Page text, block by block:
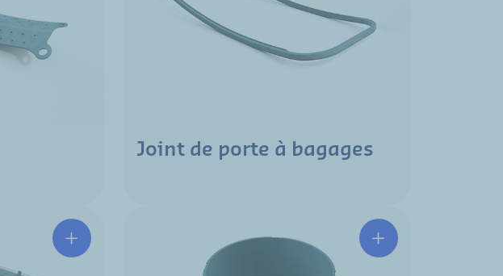
Joint de porte à bagages